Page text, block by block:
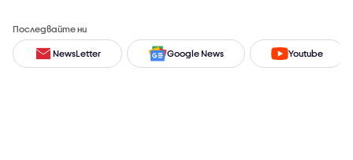
Последвайте ни
NewsLetter Google News Youtube